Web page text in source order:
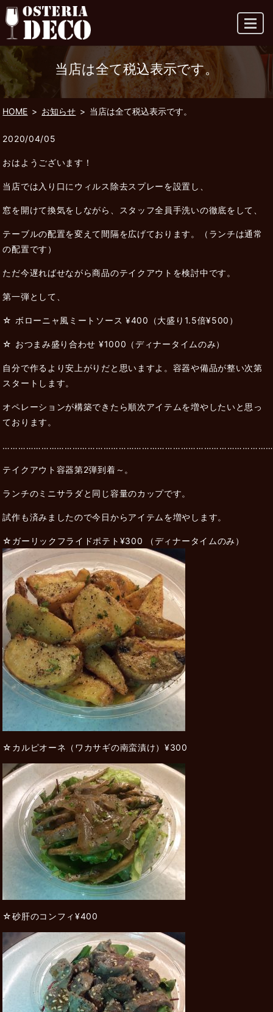
MENU
当店は全て税込表示です。
HOME お知らせ 当店は全て税込表示です。
2020/04/05
おはようございます！
当店では入り口にウィルス除去スプレーを設置し、
窓を開けて換気をしながら、スタッフ全員手洗いの徹底をして、
テーブルの配置を変えて間隔を広げております。（ランチは通常
の配置です）
ただ今遅ればせながら商品のテイクアウトを検討中です。
第一弾として、
☆ ボローニャ風ミートソース ¥400（大盛り1.5倍¥500）
☆ おつまみ盛り合わせ ¥1000（ディナータイムのみ）
自分で作るより安上がりだと思いますよ。容器や備品が整い次第
スタートします。
オペレーションが構築できたら順次アイテムを増やしたいと思っ
ております。
テイクアウト容器第2弾到着～。
ランチのミニサラダと同じ容量のカップです。
試作も済みましたので今日からアイテムを増やします。
☆ガーリックフライドポテト¥300 （ディナータイムのみ）
☆カルピオーネ（ワカサギの南蛮漬け）¥300
☆砂肝のコンフィ¥400